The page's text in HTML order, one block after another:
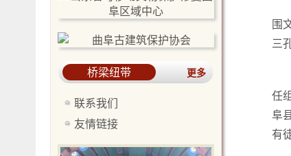
桥梁纽带 更多
联系我们
友情链接
围
三
任
阜
有